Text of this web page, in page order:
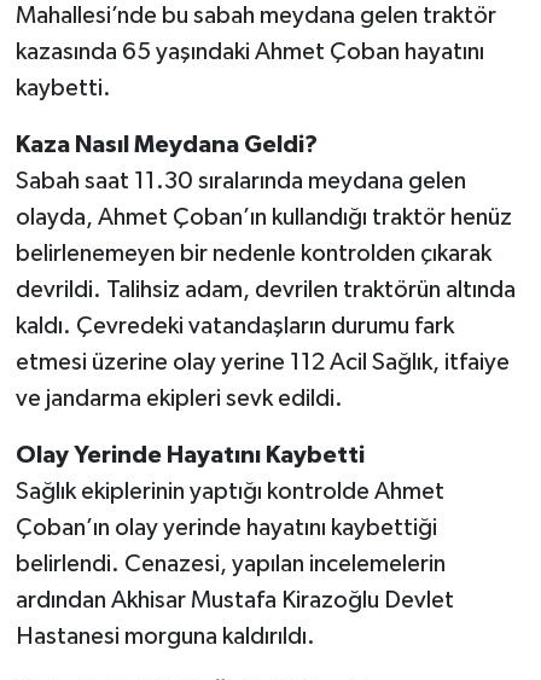
Mahallesi’nde bu sabah meydana gelen traktör
kazasında 65 yaşındaki Ahmet Çoban hayatını
kaybetti.
Kaza Nasıl Meydana Geldi?
Sabah saat 11.30 sıralarında meydana gelen
olayda, Ahmet Çoban’ın kullandığı traktör henüz
belirlenemeyen bir nedenle kontrolden çıkarak
devrildi. Talihsiz adam, devrilen traktörün altında
kaldı. Çevredeki vatandaşların durumu fark
etmesi üzerine olay yerine 112 Acil Sağlık, itfaiye
ve jandarma ekipleri sevk edildi.
Olay Yerinde Hayatını Kaybetti
Sağlık ekiplerinin yaptığı kontrolde Ahmet
Çoban’ın olay yerinde hayatını kaybettiği
belirlendi. Cenazesi, yapılan incelemelerin
ardından Akhisar Mustafa Kirazoğlu Devlet
Hastanesi morguna kaldırıldı.
Akhisar Emlak
Etiketler